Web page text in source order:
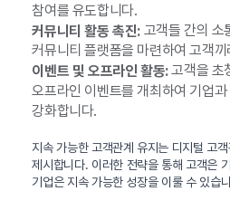
참여를 유도합니다.
커뮤니티 활동 촉진:고객들 간의 소
커뮤니티 플랫폼을 마련하여 고객
이벤트 및 오프라인 활동:고객을 초
오프라인 이벤트를 개최하여 기업
강화합니다.
지속 가능한 고객관계 유지는 디지털 고
제시합니다. 이러한 전략을 통해 고객은
기업은 지속 가능한 성장을 이룰 수 있습